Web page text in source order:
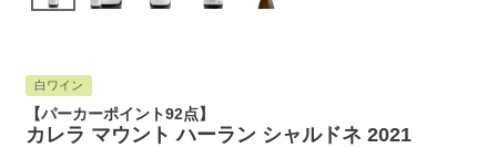
白ワイン
【パーカーポイント92点】
カレラ マウント ハーラン シャルドネ 2021